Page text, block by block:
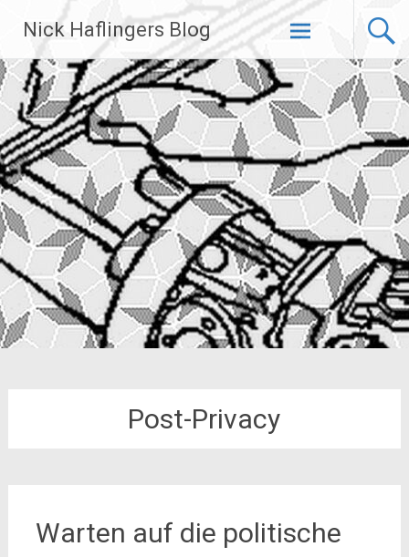
Inhalt
springen
Nick Haflingers Blog
Post-Privacy
Warten auf die politische